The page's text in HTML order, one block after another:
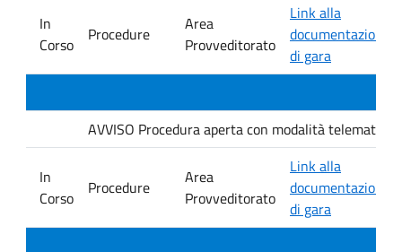
In
Corso
Procedure
Area
Provveditorato
Link alla
documentazione
di gara
AVVISO Procedura aperta con modalità
In
Corso
Procedure
Area
Provveditorato
Link alla
documentazione
di gara